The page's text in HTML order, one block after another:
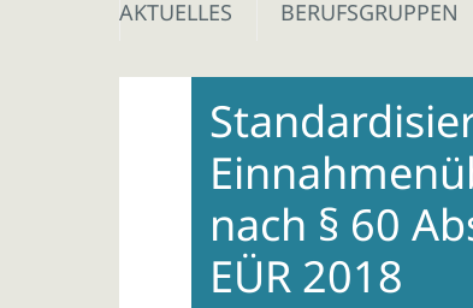
AKTUELLES BERUFSGRUPPEN
nach § 60
EÜR 2018